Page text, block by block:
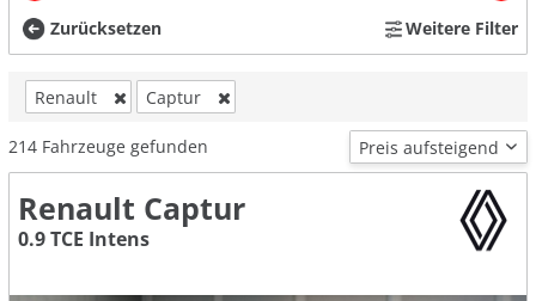
Zurücksetzen Weitere Filter
Renault Captur
214 Fahrzeuge gefunden
Renault Captur
0.9 TCE Intens